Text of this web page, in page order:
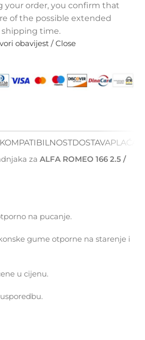
your order, you confirm that
of the possible extended
shipping time.
obavijest / Close
na popis kupovine
upravo
KOMPATIBILNOSTDOSTAVA
za ALFA ROMEO 166 2.5 /
na pucanje.
gume otporne na starenje i
u cijenu.